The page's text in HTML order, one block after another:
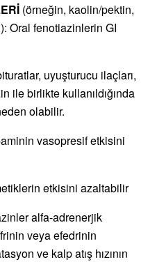
(örneğin, kaolin/pektin,
Oral fenotiazinlerin GI
uyuşturucu ilaçları,
ile birlikte kullanıldığında
olabilir.
vasopresif etkisini
etkisini azaltabilir
alfa-adrenerjik
veya efedrinin
ve kalp atış hızının